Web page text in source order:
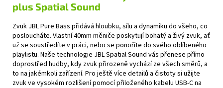
plus Spatial Sound
Zvuk JBL Pure Bass přidává hloubku, sílu a dynamiku do všeho, co
posloucháte. Vlastní 40mm měniče poskytují bohatý a živý zvuk, ať
už se soustředíte v práci, nebo se ponoříte do svého oblíbeného
playlistu. Naše technologie JBL Spatial Sound vás přenese přímo
doprostřed hudby, kdy zvuk přirozeně vychází ze všech směrů, a
to na jakémkoli zařízení. Pro ještě více detailů a čistoty si užijte
zvuk ve vysokém rozlišení pomocí přiloženého kabelu USB-C na